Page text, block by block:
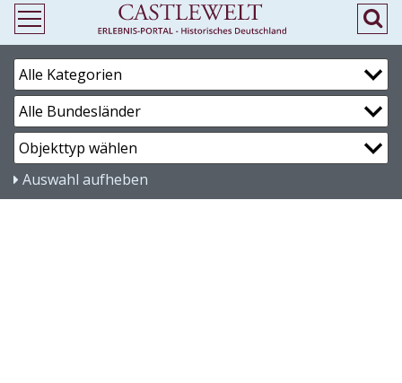
Auswahl aufheben